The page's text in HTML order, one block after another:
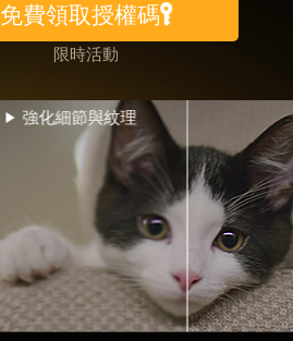
免費領取授權碼
限時活動
超強降噪與去模糊